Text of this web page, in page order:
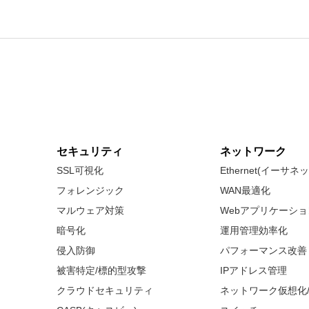
セキュリティ
SSL可視化
フォレンジック
マルウェア対策
暗号化
侵入防御
被害特定/標的型攻撃
クラウドセキュリティ
ネットワーク
Ethernet(イーサネ
WAN最適化
Webアプリケーシ
運用管理効率化
パフォーマンス改善
IPアドレス管理
ネットワーク仮想